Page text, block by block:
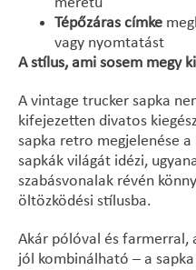
Tépőzáras címke
vagy nyomtatást
A stílus, ami sosem megy
A vintage trucker sapka
kifejezetten divatos
sapka retro megjelenése
sapkák világát idézi,
szabásvonalak révén
öltözködési stílusba.
Akár pólóval és farmerral,
jól kombinálható – a